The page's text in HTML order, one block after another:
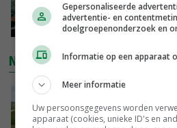
je gelukkig van
GISTEREN, 13:31
NIEUWSTE VIDEO'S
POAH!: John Deere
GISTEREN, 10:00
Gepersonaliseerde
advertentie- en
doelgroepenonderzoek en
Informatie op een apparaat
Meer informatie
Uw persoonsgegevens worden
apparaat (cookies, unieke ID's en